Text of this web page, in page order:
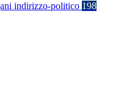
indirizzo-politico 198